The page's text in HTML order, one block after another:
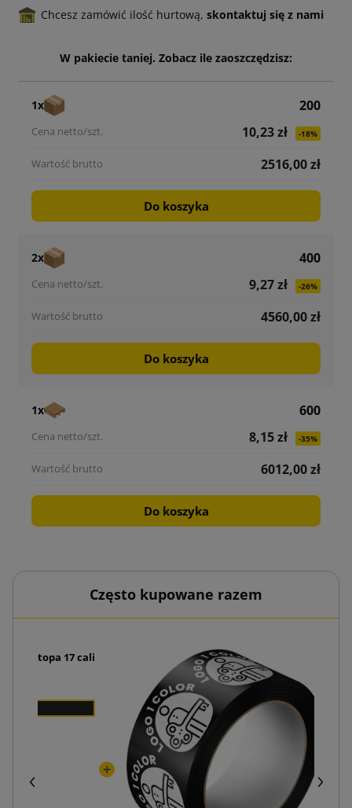
Chcesz zamówić ilość hurtową, skontaktuj się z nami
W pakiecie taniej. Zobacz ile zaoszczędzisz:
1x
200
10,23 zł
-18%
2516,00 zł
Do koszyka
2x
400
9,27 zł
-26%
4560,00 zł
Do koszyka
1x
600
8,15 zł
-35%
6012,00 zł
Do koszyka
Często kupowane razem
laptopa 17 cali